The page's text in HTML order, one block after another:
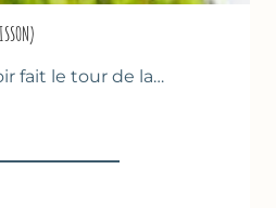
fait le tour de la…